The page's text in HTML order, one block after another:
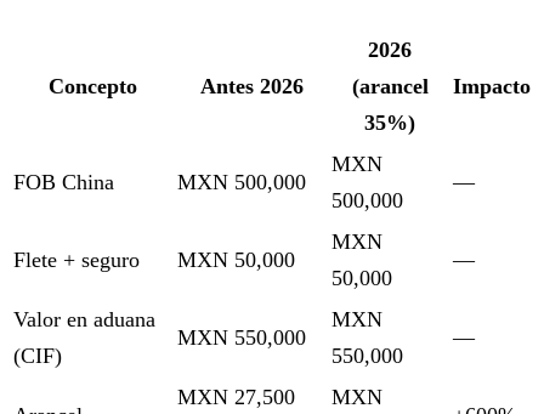
Concepto Antes 2026
2026
(arancel
35%)
Impacto
FOB China MXN 500,000
MXN
500,000
—
Flete + seguro MXN 50,000
MXN
50,000
—
Valor en aduana
(CIF)
MXN 550,000
MXN
550,000
—
MXN 27,500 MXN